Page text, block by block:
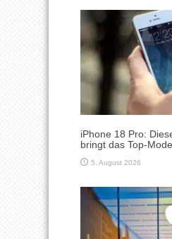
iPhone 18 Pro:
bringt das Top-
5. August 2026